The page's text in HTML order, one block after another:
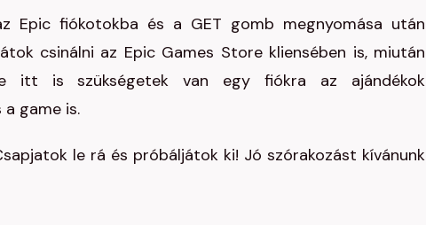
Epic fiókotokba és a GET gomb megnyomása után
csinálni az Epic Games Store kliensében is, miután
itt is szükségetek van egy fiókra az ajándékok
game is.
le rá és próbáljátok ki! Jó szórakozást kívánunk